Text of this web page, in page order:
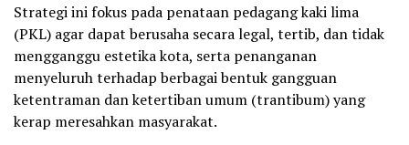
Strategi ini fokus pada penataan pedagang kaki lima
(PKL) agar dapat berusaha secara legal, tertib, dan tidak
mengganggu estetika kota, serta penanganan
menyeluruh terhadap berbagai bentuk gangguan
ketentraman dan ketertiban umum (trantibum) yang
kerap meresahkan masyarakat.